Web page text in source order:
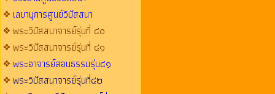
เลขานุการศูนย์วิปัสสนา
พระวิปัสสนาจารย์รุ่นที่ ๔๐
พระวิปัสสนาจารย์รุ่นที่ ๔๑
พระอาจารย์สอนธรรมรุ่น๔๑
พระวิปัสสนาจารย์รุ่นที่๔๒